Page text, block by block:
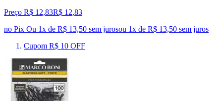
Preço R$ 12,83R$ 12,83
no Pix Ou 1x de R$ 13,50 sem jurosou 1x de R$ 13,50 sem juros
Cupom R$ 10 OFF